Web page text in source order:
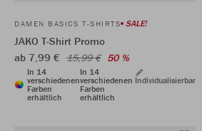
DAMEN BASICS T-SHIRTS SALE!
JAKO T-Shirt Promo
ab 7,99 € 15,99 € 50 %
In 14
verschiedenen
Farben
erhältlich
In 14
verschiedenen
Farben
erhältlich
Individualisierbar